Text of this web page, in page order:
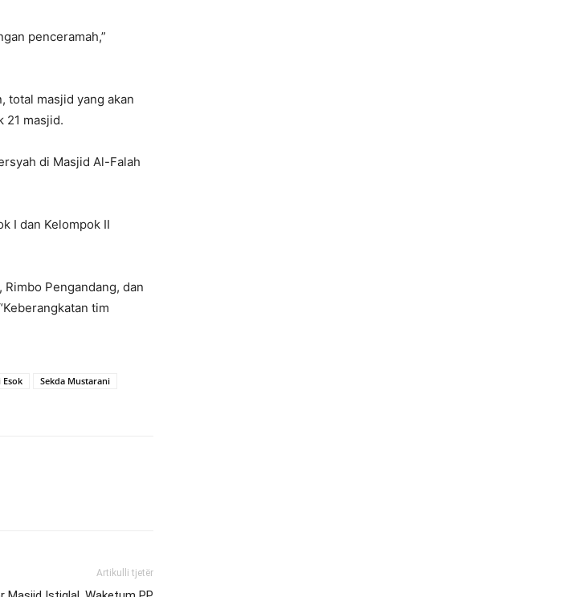
penceramah,”
total masjid yang akan
21 masjid.
di Masjid Al-Falah
I dan Kelompok II
Pengandang, dan
tim
Sekda Mustarani
Artikulli tjetër